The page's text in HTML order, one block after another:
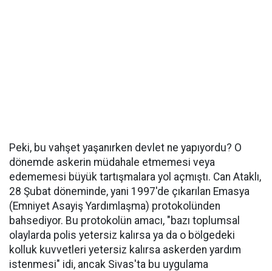
Peki, bu vahşet yaşanırken devlet ne yapıyordu? O
dönemde askerin müdahale etmemesi veya
edememesi büyük tartışmalara yol açmıştı. Can Ataklı,
28 Şubat döneminde, yani 1997'de çıkarılan Emasya
(Emniyet Asayiş Yardımlaşma) protokolünden
bahsediyor. Bu protokolün amacı, "bazı toplumsal
olaylarda polis yetersiz kalırsa ya da o bölgedeki
kolluk kuvvetleri yetersiz kalırsa askerden yardım
istenmesi" idi, ancak Sivas'ta bu uygulama